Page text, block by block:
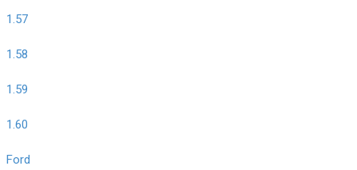
1.57
1.58
1.59
1.60
Ford